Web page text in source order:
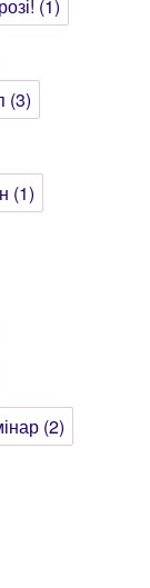
(1)
(3)
(1)
(2)